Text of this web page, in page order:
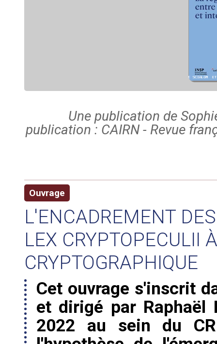
Une publication de
publication : CAIRN - Revue
Ouvrage
L'ENCADREMENT
LEX CRYPTOPECULII
CRYPTOGRAPHIQUE
Cet ouvrage s'inscrit
et dirigé par Raphaël
2022 au sein du